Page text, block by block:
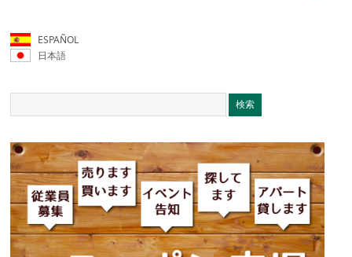
ESPAÑOL
日本語